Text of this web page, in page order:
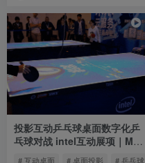
投影互动乒乓球桌面数字化乒
乓球对战 intel互动展项｜MP4
# 互动桌面 # 桌面投影 # 乒乓球